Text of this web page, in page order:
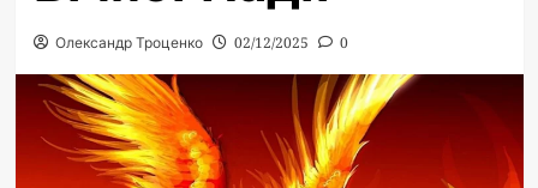
Олександр Троценко 02/12/2025 0